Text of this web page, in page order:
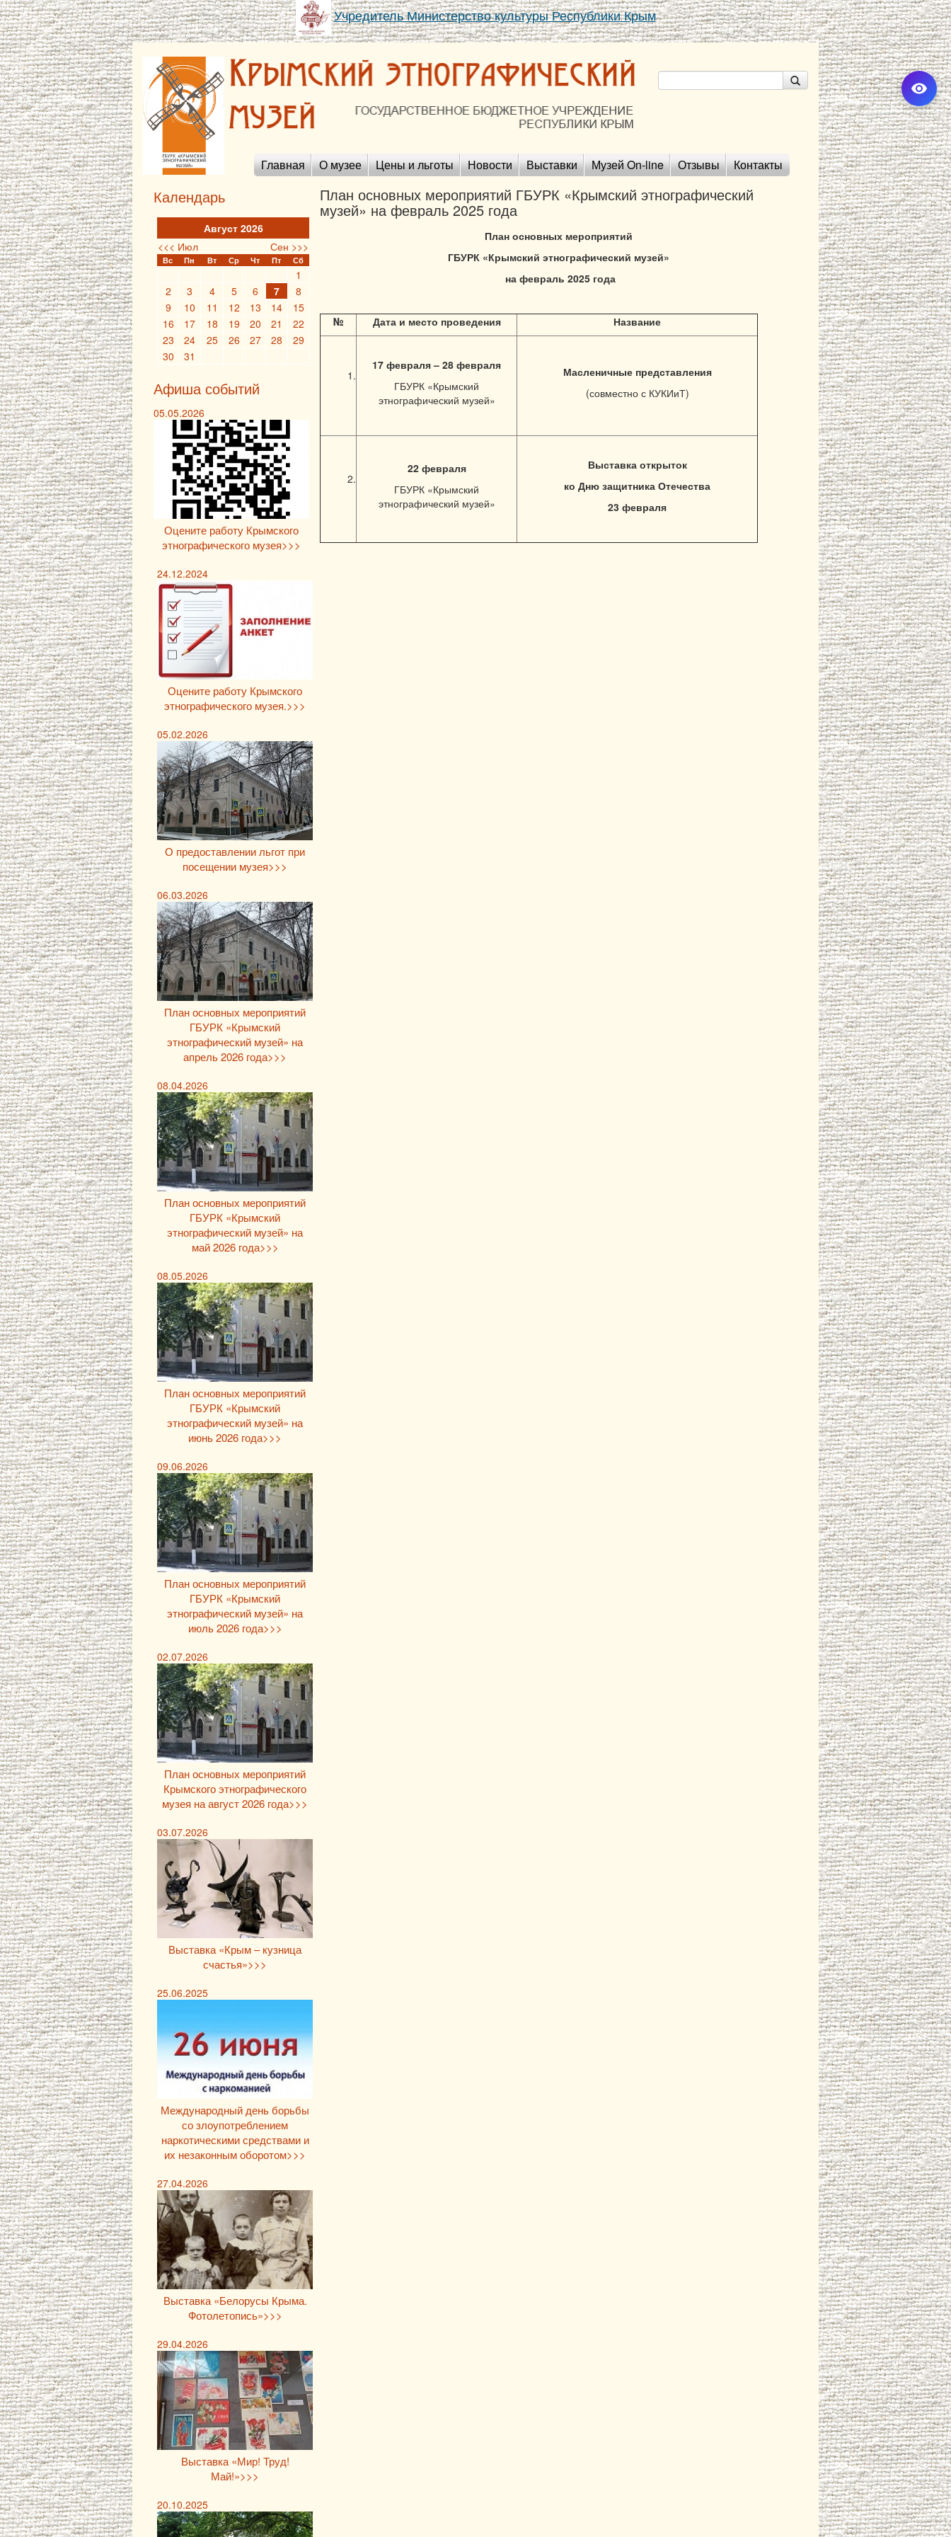
Учредитель Министерство культуры Республики Крым
Главная О музее Цены и льготы Новости Выставки Музей On-line Отзывы Контакты
План основных мероприятий ГБУРК «Крымский этнографический
музей» на февраль 2025 года
План основных мероприятий
ГБУРК «Крымский этнографический музей»
на февраль 2025 года
№ Дата и место проведения Название
1.
17 февраля – 28 февраля
ГБУРК «Крымский
этнографический музей»
Масленичные представления
(совместно с КУКИиТ)
2.
22 февраля
ГБУРК «Крымский
этнографический музей»
Выставка открыток
ко Дню защитника Отечества
23 февраля
Календарь
Август 2026
<<< Июл
Сен >>>
Вс Пн Вт Ср Чт Пт Сб
1
2
3 4 5 6 7
8
9
10 11 12 13 14
15
16
17 18 19 20 21
22
23
24 25 26 27 28
29
30
31
Афиша событий
05.05.2026
Оцените работу Крымского
этнографического музея>>>
24.12.2024
Оцените работу Крымского
этнографического музея.>>>
05.02.2026
О предоставлении льгот при
посещении музея>>>
06.03.2026
План основных мероприятий
ГБУРК «Крымский
этнографический музей» на
апрель 2026 года>>>
08.04.2026
План основных мероприятий
ГБУРК «Крымский
этнографический музей» на
май 2026 года>>>
08.05.2026
План основных мероприятий
ГБУРК «Крымский
этнографический музей» на
июнь 2026 года>>>
09.06.2026
План основных мероприятий
ГБУРК «Крымский
этнографический музей» на
июль 2026 года>>>
02.07.2026
План основных мероприятий
Крымского этнографического
музея на август 2026 года>>>
03.07.2026
Выставка «Крым – кузница
счастья»>>>
25.06.2025
Международный день борьбы
со злоупотреблением
наркотическими средствами и
их незаконным оборотом>>>
27.04.2026
Выставка «Белорусы Крыма.
Фотолетопись»>>>
29.04.2026
Выставка «Мир! Труд!
Май!»>>>
20.10.2025